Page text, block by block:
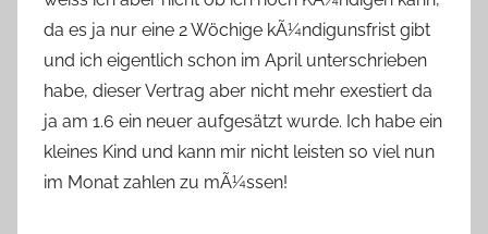
da es ja nur eine 2 Wöchige kÃ¼ndigunsfrist gibt
und ich eigentlich schon im April unterschrieben
habe, dieser Vertrag aber nicht mehr exestiert da
ja am 1.6 ein neuer aufgesätzt wurde. Ich habe ein
kleines Kind und kann mir nicht leisten so viel nun
im Monat zahlen zu mÃ¼ssen!